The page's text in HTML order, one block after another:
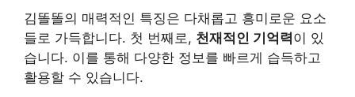
김똘똘의 매력적인 특징은 다채롭고 흥미로운 요소
들로 가득합니다. 첫 번째로, 천재적인 기억력이 있
습니다. 이를 통해 다양한 정보를 빠르게 습득하고
활용할 수 있습니다.